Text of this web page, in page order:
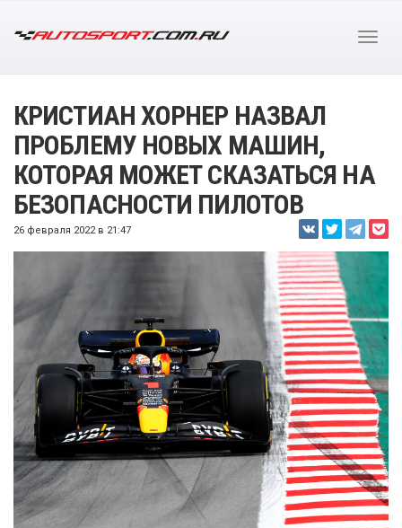
КРИСТИАН ХОРНЕР НАЗВАЛ
ПРОБЛЕМУ НОВЫХ МАШИН,
КОТОРАЯ МОЖЕТ СКАЗАТЬСЯ НА
БЕЗОПАСНОСТИ ПИЛОТОВ
26 февраля 2022 в 21:47